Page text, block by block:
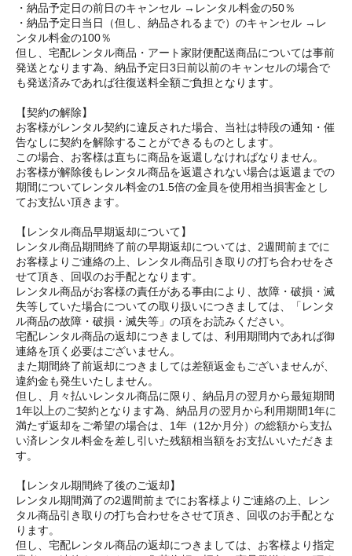
・納品予定日の前日のキャンセル →レンタル料金の50％
・納品予定日当日（但し、納品されるまで）のキャンセル →レ
ンタル料金の100％
但し、宅配レンタル商品・アート家財便配送商品については事前
発送となります為、納品予定日3日前以前のキャンセルの場合で
も発送済みであれば往復送料全額ご負担となります。
【契約の解除】
お客様がレンタル契約に違反された場合、当社は特段の通知・催
告なしに契約を解除することができるものとします。
この場合、お客様は直ちに商品を返還しなければなりません。
お客様が解除後もレンタル商品を返還されない場合は返還までの
期間についてレンタル料金の1.5倍の金員を使用相当損害金とし
てお支払い頂きます。
【レンタル商品早期返却について】
レンタル商品期間終了前の早期返却については、2週間前までに
お客様よりご連絡の上、レンタル商品引き取りの打ち合わせをさ
せて頂き、回収のお手配となります。
レンタル商品がお客様の責任がある事由により、故障・破損・滅
失等していた場合についての取り扱いにつきましては、「レンタ
ル商品の故障・破損・滅失等」の項をお読みください。
宅配レンタル商品の返却につきましては、利用期間内であれば御
連絡を頂く必要はございません。
また期間終了前返却につきましては差額返金もございませんが、
違約金も発生いたしません。
但し、月々払いレンタル商品に限り、納品月の翌月から最短期間
1年以上のご契約となります為、納品月の翌月から利用期間1年に
満たず返却をご希望の場合は、1年（12か月分）の総額から支払
い済レンタル料金を差し引いた残額相当額をお支払いいただきま
す。
【レンタル期間終了後のご返却】
レンタル期間満了の2週間前までにお客様よりご連絡の上、レン
タル商品引き取りの打ち合わせをさせて頂き、回収のお手配とな
ります。
但し、宅配レンタル商品の返却につきましては、お客様より指定